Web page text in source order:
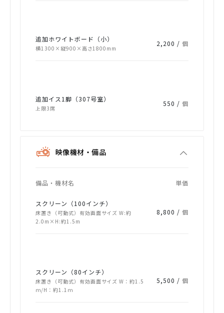
追加ホワイトボード（小）
横1300×縦900×高さ1800mm
2,200 /個
追加イス1脚（307号室）
上限3席
550 /個
映像機材・備品
備品・機材名 単価
スクリーン（100インチ）
床置き（可動式）有効画面サイズ W:約
2.0m×H:約1.5m
8,800 /個
スクリーン（80インチ）
床置き（可動式）有効画面サイズ W：約1.5
ｍ/H：約1.1ｍ
5,500 /個